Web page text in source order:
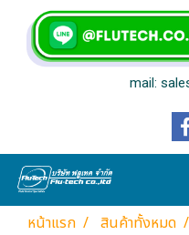
mail:
หน้าแรก สินค้าทั้งหมด